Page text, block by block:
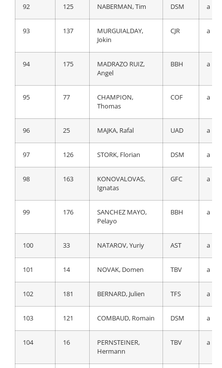
92 125 NABERMAN, Tim DSM a
93 137
MURGUIALDAY,
Jokin
CJR a
94 175
MADRAZO RUIZ,
Angel
BBH a
95 77
CHAMPION,
Thomas
COF a
96 25 MAJKA, Rafal UAD a
97 126 STORK, Florian DSM a
98 163
KONOVALOVAS,
Ignatas
GFC a
99 176
SANCHEZ MAYO,
Pelayo
BBH a
100 33 NATAROV, Yuriy AST a
101 14 NOVAK, Domen TBV a
102 181 BERNARD, Julien TFS a
103 121 COMBAUD, Romain DSM a
104 16
PERNSTEINER,
Hermann
TBV a
92 191
AZPARREN
EUS a
HEINSCHKE, Leon
95 83
HIGUITA GARCIA,
Sergio Andres
BOH a
96 117 DELACROIX, ThÈo IWG a
97 94 KANGERT, Tanel BEX a
98 25 MAJKA, Rafal UAD a
99 176
SANCHEZ MAYO,
Pelayo
BBH a
100 126 STORK, Florian DSM a
101 14 NOVAK, Domen TBV a
102 125 NABERMAN, Tim DSM a
103 16
PERNSTEINER,
Hermann
TBV a
104 82
GROSSSCHARTNER,
Felix
BOH a